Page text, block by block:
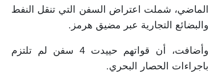
الماضي، شملت اعتراض السفن التي تنقل النفط
والبضائع التجارية عبر مضيق هرمز.
وأضافت، أن قواتهم حييدت 4 سفن لم تلتزم
باجراءات الحصار البحري.